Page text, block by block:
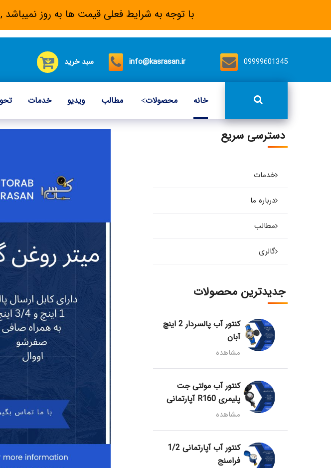
با توجه به شرایط فعلی قیمت ها به روز
سبد خرید info@kasrasan.ir 09999601345
خانه محصولات مطالب ویدیو خدمات
دسترسی سریع
خدمات
درباره ما
مطالب
گالری
جدیدترین محصولات
کنتور آب پالسردار 2 اینچ
آبان
مشاهده
کنتور آب مولتی جت
پلیمری R160 آپارتمانی
مشاهده
کنتور آب آپارتمانی 1/2
فراسنج